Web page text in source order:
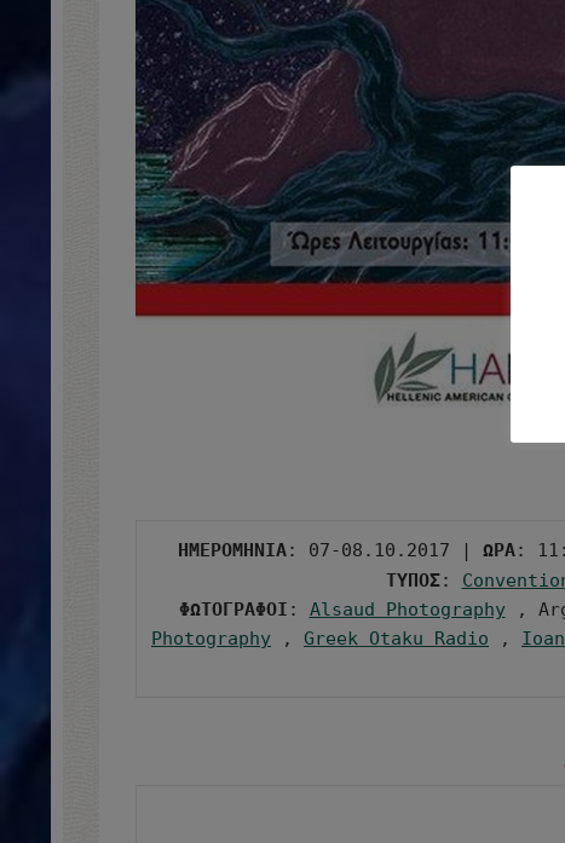
ΗΜΕΡΟΜΗΝΙΑ: 07-08.10.2017 | ΩΡΑ:
ΤΥΠΟΣ:
ΦΩΤΟΓΡΑΦΟΙ : Alsaud Photography ,
Photography , Greek Otaku Radio ,